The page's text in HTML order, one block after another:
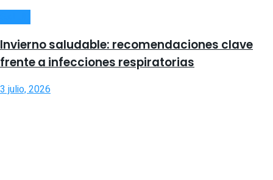
Invierno saludable: recomendaciones clave
frente a infecciones respiratorias
3 julio, 2026